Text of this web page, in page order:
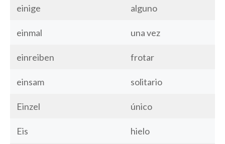
einige alguno
einmal una vez
einreiben frotar
einsam solitario
Einzel único
Eis hielo